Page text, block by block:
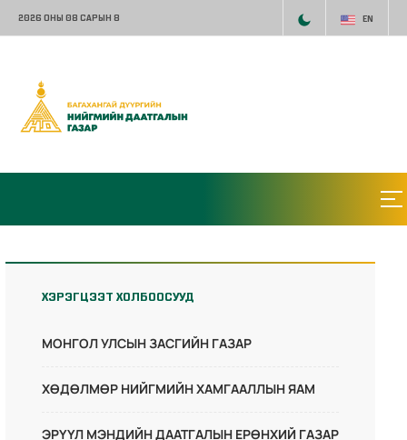
2026 ОНЫ 08 САРЫН 8 EN
ХЭРЭГЦЭЭТ ХОЛБООСУУД
МОНГОЛ УЛСЫН ЗАСГИЙН ГАЗАР
ХӨДӨЛМӨР НИЙГМИЙН ХАМГААЛЛЫН ЯАМ
ЭРҮҮЛ МЭНДИЙН ДААТГАЛЫН ЕРӨНХИЙ ГАЗАР